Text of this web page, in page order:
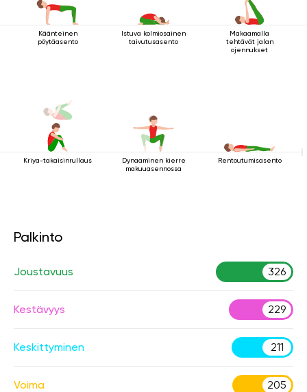
Käänteinen
pöytäasento
Istuva kolmiosainen
taivutusasento
Makaamalla
tehtävät jalan
ojennukset
Kriya-takaisinrullaus
Dynaaminen kierre
makuuasennossa
Rentoutumisasento
Palkinto
Joustavuus 326
Kestävyys 229
Keskittyminen 211
Voima 205